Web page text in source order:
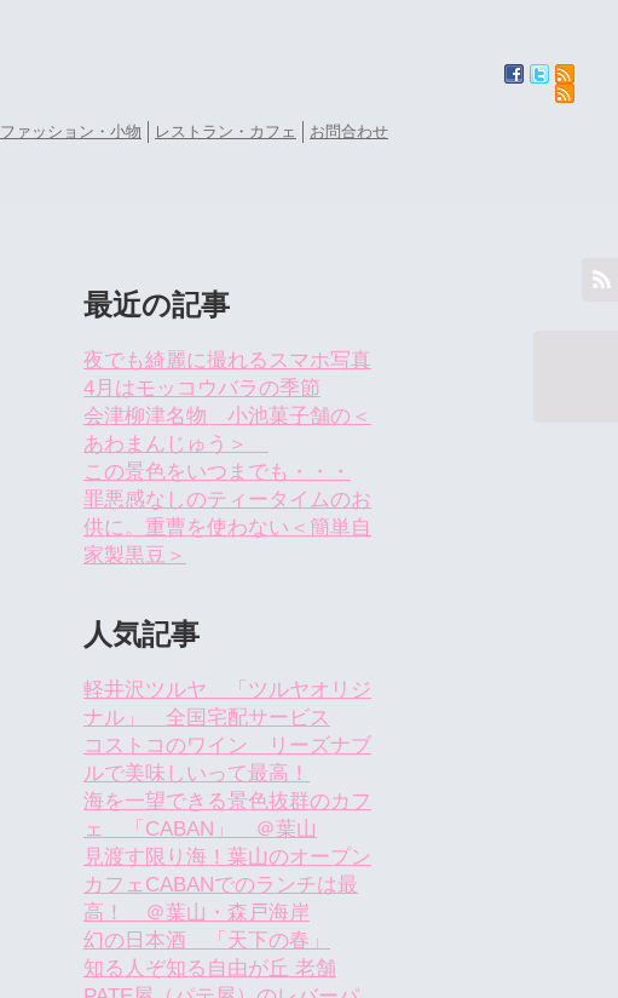
ファッション・小物 レストラン・カフェ お問合わせ
最近の記事
夜でも綺麗に撮れるスマホ写真
4月はモッコウバラの季節
会津柳津名物 小池菓子舗の＜
あわまんじゅう＞
この景色をいつまでも・・・
罪悪感なしのティータイムのお
供に。重曹を使わない＜簡単自
家製黒豆＞
人気記事
軽井沢ツルヤ 「ツルヤオリジ
ナル」 全国宅配サービス
コストコのワイン リーズナブ
ルで美味しいって最高！
海を一望できる景色抜群のカフ
ェ 「CABAN」 ＠葉山
見渡す限り海！葉山のオープン
カフェCABANでのランチは最
高！ ＠葉山・森戸海岸
幻の日本酒 「天下の春」
知る人ぞ知る自由が丘 老舗